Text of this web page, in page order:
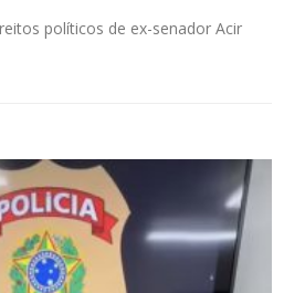
políticos de ex-senador Acir